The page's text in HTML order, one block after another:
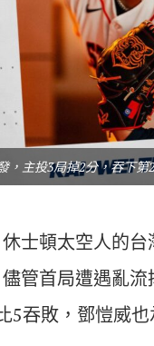
，主投3局掉2分，吞下第
士頓太空人的
管首局遭遇亂
5吞敗，鄧愷威